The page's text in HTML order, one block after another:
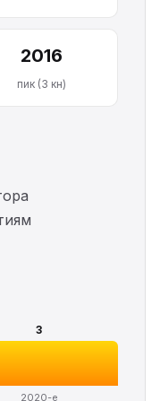
2016
пик (3 кн)
3
2020-е